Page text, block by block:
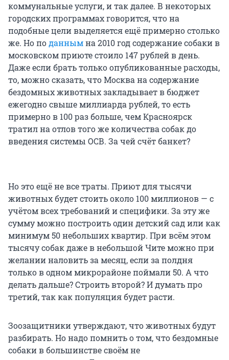
коммунальные услуги, и так далее. В некоторых
городских программах говорится, что на
подобные цели выделяется ещё примерно столько
же. Но поданнымна 2010 год содержание собаки в
московском приюте стоило 147 рублей в день.
Даже если брать только опубликованные расходы,
то, можно сказать, что Москва на содержание
бездомных животных закладывает в бюджет
ежегодно свыше миллиарда рублей, то есть
примерно в 100 раз больше, чем Красноярск
тратил на отлов того же количества собак до
введения системы ОСВ. За чей счёт банкет?
Но это ещё не все траты. Приют для тысячи
животных будет стоить около 100 миллионов — с
учётом всех требований и специфики. За эту же
сумму можно построить один детский сад или как
минимум 50 небольших квартир. При всём этом
тысячу собак даже в небольшой Чите можно при
желании наловить за месяц, если за полдня
только в одном микрорайоне поймали 50. А что
делать дальше? Строить второй? И думать про
третий, так как популяция будет расти.
Зоозащитники утверждают, что животных будут
разбирать. Но надо помнить о том, что бездомные
собаки в большинстве своём не